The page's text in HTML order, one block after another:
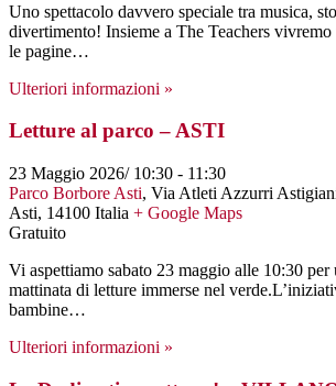
Uno spettacolo davvero speciale tra musica,
divertimento! Insieme a The Teachers
le pagine…
Ulteriori informazioni »
Letture al parco – ASTI
23 Maggio 2026/ 10:30 - 11:30
Parco Borbore Asti, Via Atleti Azzurri
Asti, 14100 Italia + Google Maps
Gratuito
Vi aspettiamo sabato 23 maggio alle 10:30 per
mattinata di letture immerse nel
bambine…
Ulteriori informazioni »